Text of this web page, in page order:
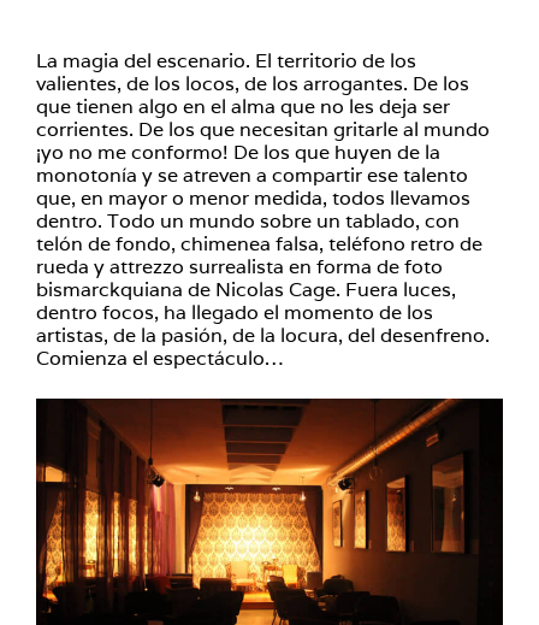
La magia del escenario. El territorio de los
valientes, de los locos, de los arrogantes. De los
que tienen algo en el alma que no les deja ser
corrientes. De los que necesitan gritarle al mundo
¡yo no me conformo! De los que huyen de la
monotonía y se atreven a compartir ese talento
que, en mayor o menor medida, todos llevamos
dentro. Todo un mundo sobre un tablado, con
telón de fondo, chimenea falsa, teléfono retro de
rueda y attrezzo surrealista en forma de foto
bismarckquiana de Nicolas Cage. Fuera luces,
dentro focos, ha llegado el momento de los
artistas, de la pasión, de la locura, del desenfreno.
Comienza el espectáculo…